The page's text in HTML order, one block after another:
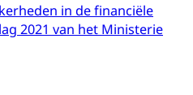
in de financiële
2021 van het Ministerie